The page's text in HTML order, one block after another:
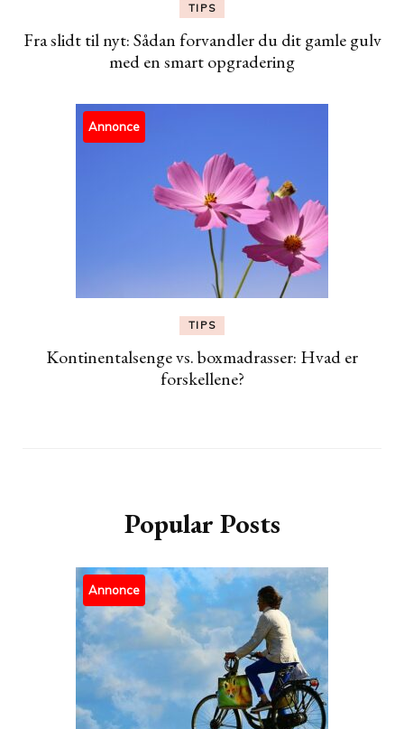
TIPS
Fra slidt til nyt: Sådan forvandler du dit gamle gulv
med en smart opgradering
Annonce
TIPS
Kontinentalsenge vs. boxmadrasser: Hvad er
forskellene?
Popular Posts
Annonce